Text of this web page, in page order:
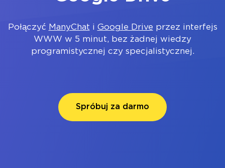
Połączyć ManyChat i Google Drive przez interfejs
WWW w 5 minut, bez żadnej wiedzy
programistycznej czy specjalistycznej.
Spróbuj za darmo